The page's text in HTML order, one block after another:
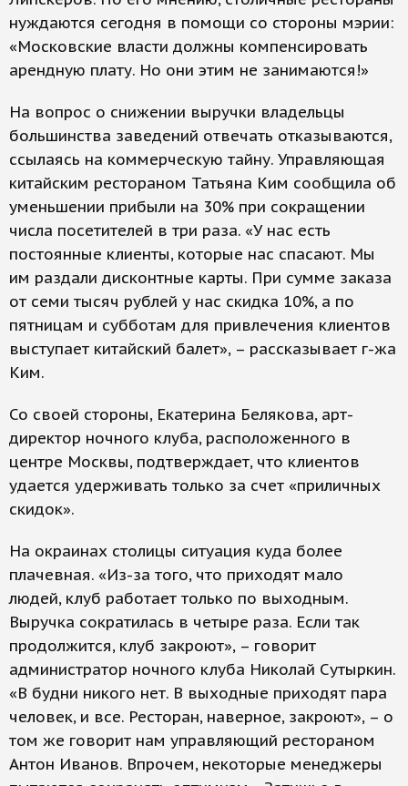
нуждаются сегодня в помощи со стороны мэрии:
«Московские власти должны компенсировать
арендную плату. Но они этим не занимаются!»
На вопрос о снижении выручки владельцы
большинства заведений отвечать отказываются,
ссылаясь на коммерческую тайну. Управляющая
китайским рестораном Татьяна Ким сообщила об
уменьшении прибыли на 30% при сокращении
числа посетителей в три раза. «У нас есть
постоянные клиенты, которые нас спасают. Мы
им раздали дисконтные карты. При сумме заказа
от семи тысяч рублей у нас скидка 10%, а по
пятницам и субботам для привлечения клиентов
выступает китайский балет», – рассказывает г-жа
Ким.
Со своей стороны, Екатерина Белякова, арт-
директор ночного клуба, расположенного в
центре Москвы, подтверждает, что клиентов
удается удерживать только за счет «приличных
скидок».
На окраинах столицы ситуация куда более
плачевная. «Из-за того, что приходят мало
людей, клуб работает только по выходным.
Выручка сократилась в четыре раза. Если так
продолжится, клуб закроют», – говорит
администратор ночного клуба Николай Сутыркин.
«В будни никого нет. В выходные приходят пара
человек, и все. Ресторан, наверное, закроют», – о
том же говорит нам управляющий рестораном
Антон Иванов. Впрочем, некоторые менеджеры